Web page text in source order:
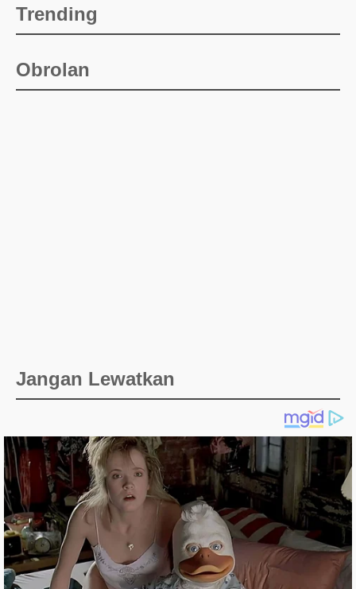
Trending
Obrolan
Jangan Lewatkan